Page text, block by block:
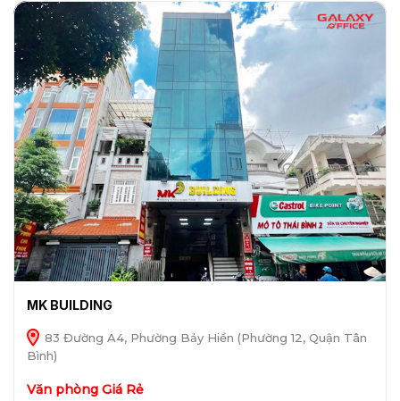
MK BUILDING
83 Đường A4, Phường Bảy Hiền (Phường 12, Quận Tân
Bình)
Văn phòng Giá Rẻ